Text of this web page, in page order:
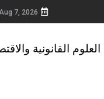
7, 2026
العلوم القانونية